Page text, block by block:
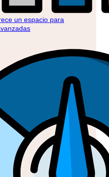
un espacio para